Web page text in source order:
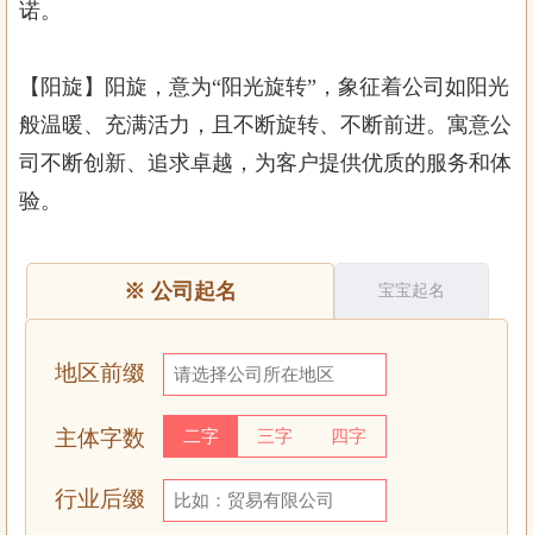
诺。
【阳旋】阳旋，意为“阳光旋转”，象征着公司如阳光
般温暖、充满活力，且不断旋转、不断前进。寓意公
司不断创新、追求卓越，为客户提供优质的服务和体
验。
※ 公司起名 宝宝起名
地区前缀
主体字数 二字 三字 四字
行业后缀